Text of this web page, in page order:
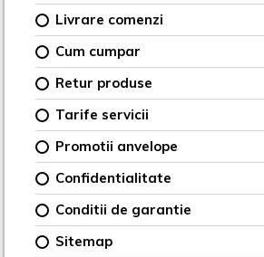
Livrare comenzi
Cum cumpar
Retur produse
Tarife servicii
Promotii anvelope
Confidentialitate
Conditii de garantie
Sitemap